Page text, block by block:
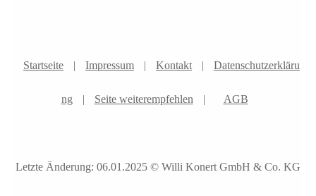
Startseite | Impressum | Kontakt | Datenschutzerkläru
ng | Seite weiterempfehlen | AGB
Letzte Änderung: 06.01.2025 © Willi Konert GmbH & Co. KG